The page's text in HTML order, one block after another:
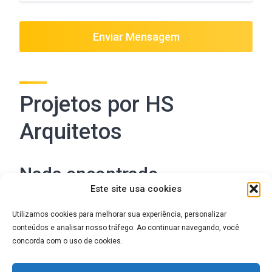
Este site usa cookies
Utilizamos cookies para melhorar sua experiência, personalizar
conteúdos e analisar nosso tráfego. Ao continuar navegando, você
concorda com o uso de cookies.
Enviar Mensagem
Projetos por HS
Arquitetos
Nada encontrado
Tente novamente utilizando algumas palavras-chave
diferentes.